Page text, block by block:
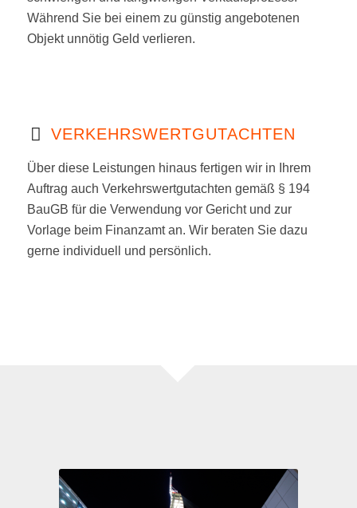
Während Sie bei einem zu günstig angebotenen
Objekt unnötig Geld verlieren.
VERKEHRSWERTGUTACHTEN
Über diese Leistungen hinaus fertigen wir in Ihrem
Auftrag auch Verkehrswertgutachten gemäß § 194
BauGB für die Verwendung vor Gericht und zur
Vorlage beim Finanzamt an. Wir beraten Sie dazu
gerne individuell und persönlich.